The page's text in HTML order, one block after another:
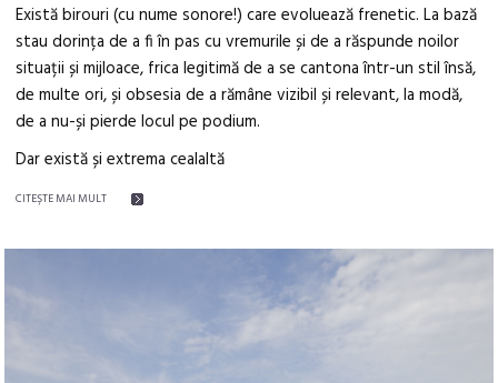
Există birouri (cu nume sonore!) care evoluează frenetic. La bază
stau dorința de a fi în pas cu vremurile și de a răspunde noilor
situații și mijloace, frica legitimă de a se cantona într-un stil însă,
de multe ori, și obsesia de a rămâne vizibil și relevant, la modă,
de a nu-și pierde locul pe podium.
Dar există și extrema cealaltă
CITEŞTE MAI MULT